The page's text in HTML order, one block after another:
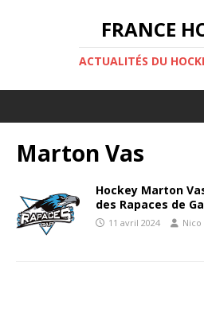
FRANCE
ACTUALITÉS DU
Marton Vas
Hockey Marton
des Rapaces de
11 avril 2024 Nico